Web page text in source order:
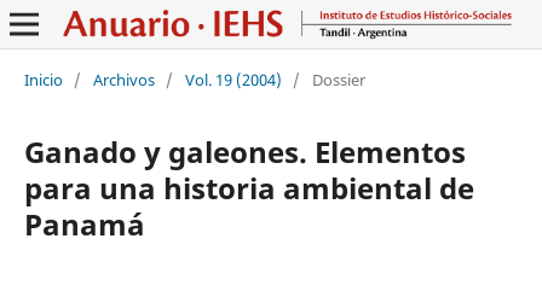
Inicio / Archivos / Vol. 19 (2004) / Dossier
Ganado y galeones. Elementos
para una historia ambiental de
Panamá